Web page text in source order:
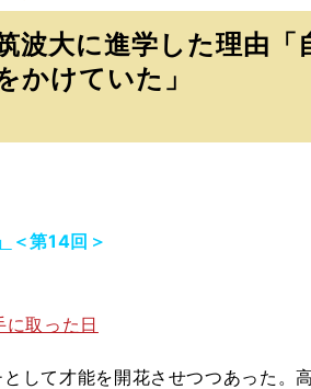
波大に進学した理由「
かけていた」
＜第14回＞
取った日
して才能を開花させつつあった。